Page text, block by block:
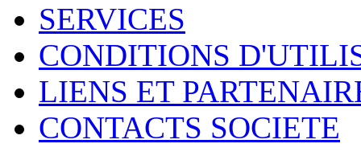
SERVICES
CONDITIONS
LIENS ET
CONTACTS SOCIETE